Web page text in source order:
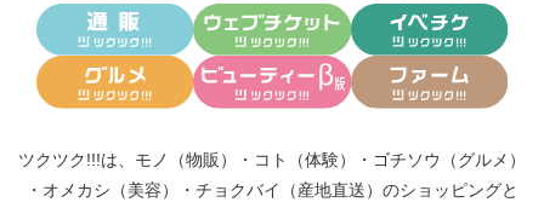
ツクツク!!!は、 モノ（物販） ・ コト（体験） ・ ゴチソウ（グルメ）
・ オメカシ（美容） ・ チョクバイ（産地直送） のショッピングと